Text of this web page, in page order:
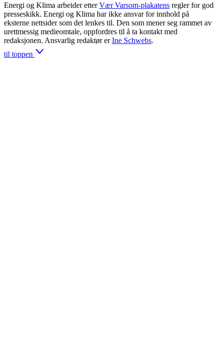
Energi og Klima arbeider etter Vær Varsom-plakatens regler for god
presseskikk. Energi og Klima har ikke ansvar for innhold på
eksterne nettsider som det lenkes til. Den som mener seg rammet av
urettmessig medieomtale, oppfordres til å ta kontakt med
redaksjonen. Ansvarlig redaktør er Ine Schwebs.
til toppen